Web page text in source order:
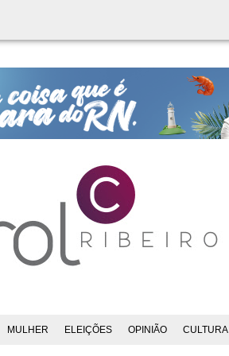
MULHER ELEIÇÕES OPINIÃO CULTURA